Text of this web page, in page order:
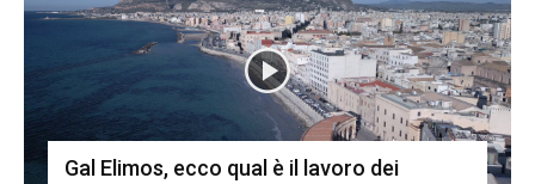
Gal Elimos, ecco qual è il lavoro dei